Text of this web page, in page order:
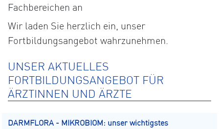
Fachbereichen an
Wir laden Sie herzlich ein, unser
Fortbildungsangebot wahrzunehmen.
UNSER AKTUELLES
FORTBILDUNGSANGEBOT FÜR
ÄRZTINNEN UND ÄRZTE
DARMFLORA - MIKROBIOM: unser wichtigstes